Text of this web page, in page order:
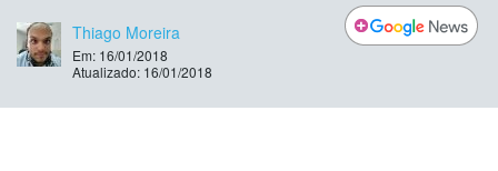
Thiago Moreira
Em: 16/01/2018
Atualizado: 16/01/2018